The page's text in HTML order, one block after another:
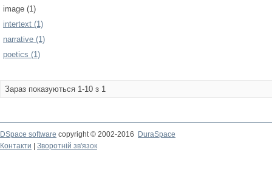
image (1)
intertext (1)
narrative (1)
poetics (1)
Зараз показуються 1-10 з 1
DSpace software copyright © 2002-2016
DuraSpace
Контакти
Зворотній зв'язок